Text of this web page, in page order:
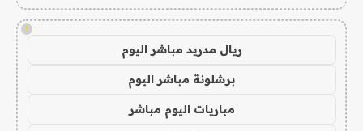
!
ريال مدريد مباشر اليوم
برشلونة مباشر اليوم
مباريات اليوم مباشر